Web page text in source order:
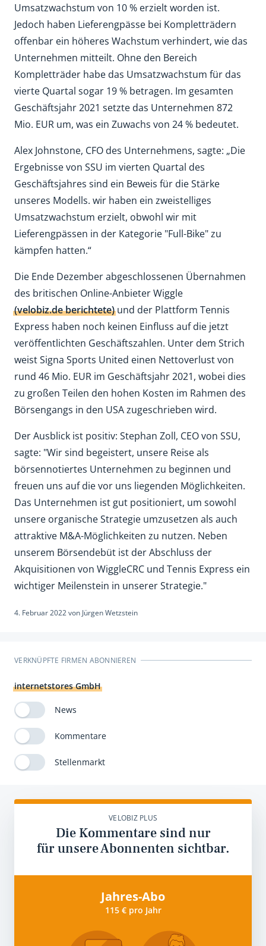
Umsatzwachstum von 10 % erzielt worden ist.
Jedoch haben Lieferengpässe bei Kompletträdern
offenbar ein höheres Wachstum verhindert, wie das
Unternehmen mitteilt. Ohne den Bereich
Kompletträder habe das Umsatzwachstum für das
vierte Quartal sogar 19 % betragen. Im gesamten
Geschäftsjahr 2021 setzte das Unternehmen 872
Mio. EUR um, was ein Zuwachs von 24 % bedeutet.
Alex Johnstone, CFO des Unternehmens, sagte: „Die
Ergebnisse von SSU im vierten Quartal des
Geschäftsjahres sind ein Beweis für die Stärke
unseres Modells. wir haben ein zweistelliges
Umsatzwachstum erzielt, obwohl wir mit
Lieferengpässen in der Kategorie "Full-Bike" zu
kämpfen hatten.“
Die Ende Dezember abgeschlossenen Übernahmen
des britischen Online-Anbieter Wiggle
(velobiz.de berichtete)und der Plattform Tennis
Express haben noch keinen Einfluss auf die jetzt
veröffentlichten Geschäftszahlen. Unter dem Strich
weist Signa Sports United einen Nettoverlust von
rund 46 Mio. EUR im Geschäftsjahr 2021, wobei dies
zu großen Teilen den hohen Kosten im Rahmen des
Börsengangs in den USA zugeschrieben wird.
Der Ausblick ist positiv: Stephan Zoll, CEO von SSU,
sagte: "Wir sind begeistert, unsere Reise als
börsennotiertes Unternehmen zu beginnen und
freuen uns auf die vor uns liegenden Möglichkeiten.
Das Unternehmen ist gut positioniert, um sowohl
unsere organische Strategie umzusetzen als auch
attraktive M&A-Möglichkeiten zu nutzen. Neben
unserem Börsendebüt ist der Abschluss der
Akquisitionen von WiggleCRC und Tennis Express ein
wichtiger Meilenstein in unserer Strategie."
4. Februar 2022von Jürgen Wetzstein
VERKNÜPFTE FIRMEN ABONNIEREN
internetstores GmbH
News
Kommentare
Stellenmarkt
VELOBIZ PLUS
Die Kommentare sind nur
für unsere Abonnenten sichtbar.
Jahres-Abo
115 € pro Jahr